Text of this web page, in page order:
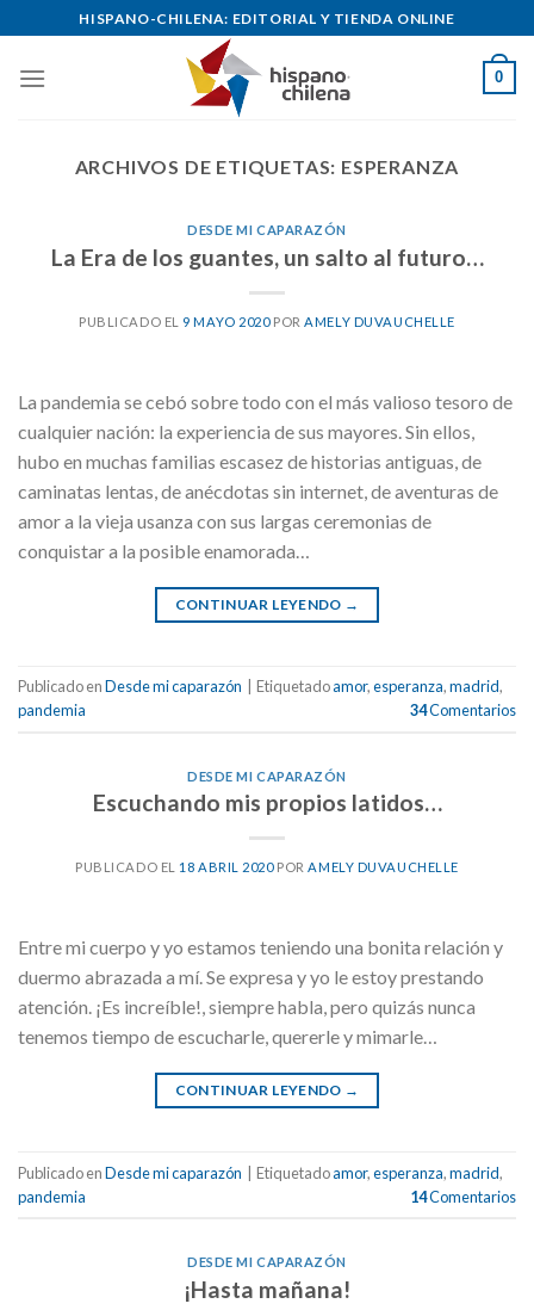
to
content
HISPANO-CHILENA: EDITORIAL Y TIENDA ONLINE
0
ARCHIVOS DE ETIQUETAS: ESPERANZA
DESDE MI CAPARAZÓN
La Era de los guantes, un salto al futuro…
PUBLICADO EL 9 MAYO 2020POR AMELY DUVAUCHELLE
La pandemia se cebó sobre todo con el más valioso tesoro de
cualquier nación: la experiencia de sus mayores. Sin ellos,
hubo en muchas familias escasez de historias antiguas, de
caminatas lentas, de anécdotas sin internet, de aventuras de
amor a la vieja usanza con sus largas ceremonias de
conquistar a la posible enamorada…
CONTINUAR LEYENDO →
Publicado enDesde mi caparazón Etiquetadoamor,esperanza,madrid,
pandemia
34Comentarios
DESDE MI CAPARAZÓN
Escuchando mis propios latidos…
PUBLICADO EL 18 ABRIL 2020PORAMELY DUVAUCHELLE
Entre mi cuerpo y yo estamos teniendo una bonita relación y
duermo abrazada a mí. Se expresa y yo le estoy prestando
atención. ¡Es increíble!, siempre habla, pero quizás nunca
tenemos tiempo de escucharle, quererle y mimarle…
CONTINUAR LEYENDO →
Publicado enDesde mi caparazón Etiquetadoamor,esperanza,madrid,
pandemia
14Comentarios
DESDE MI CAPARAZÓN
¡Hasta mañana!